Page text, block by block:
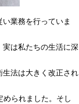
業務を行っていま
は私たちの生活に深
法は大きく改正され
られました。そし